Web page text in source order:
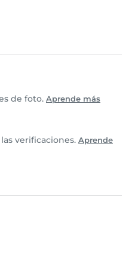
de foto. Aprende más
verificaciones. Aprende